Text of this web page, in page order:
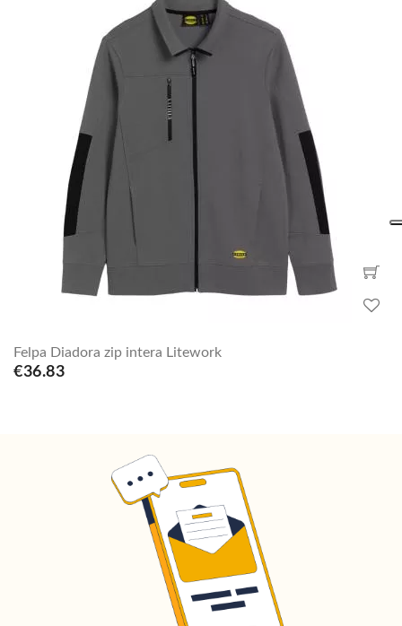
Felpa Diadora zip intera Litework
€36.83